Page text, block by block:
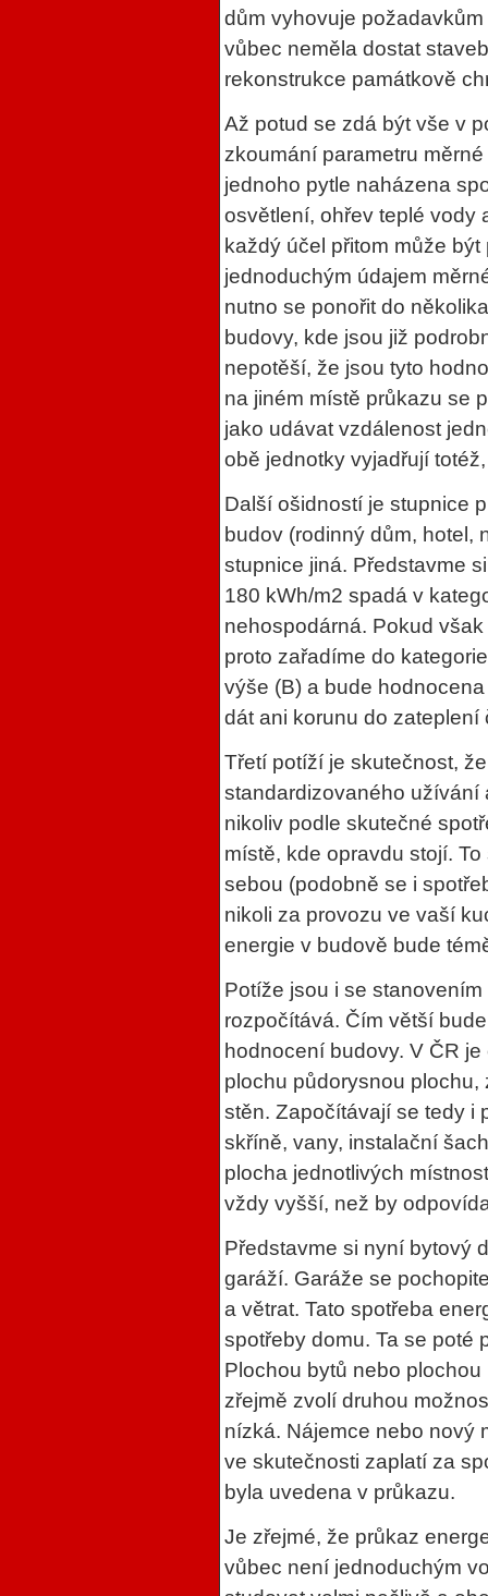
dům vyhovuje
vůbec neměla dostat
rekonstrukce památkově
Až potud se zdá být vše v
zkoumání parametru
jednoho pytle naházena
osvětlení, ohřev teplé vody
každý účel přitom může
jednoduchým údajem
nutno se ponořit do
budovy, kde jsou již
nepotěší, že jsou tyto
na jiném místě průkazu se
jako udávat vzdálenost
obě jednotky vyjadřují
Další ošidností je stupnice
budov (rodinný dům,
stupnice jiná. Představme
180 kWh/m2 spadá v
nehospodárná. Pokud
proto zařadíme do
výše (B) a bude
dát ani korunu do
Třetí potíží je skutečnost,
standardizovaného užívání
nikoliv podle skutečné
místě, kde opravdu stojí.
sebou (podobně se i
nikoli za provozu ve vaší
energie v budově bude
Potíže jsou i se
rozpočítává. Čím větší
hodnocení budovy. V ČR
plochu půdorysnou
stěn. Započítávají se tedy i
skříně, vany, instalační
plocha jednotlivých
vždy vyšší, než by
Představme si nyní bytový
garáží. Garáže se
a větrat. Tato spotřeba
spotřeby domu. Ta se poté
Plochou bytů nebo
zřejmě zvolí druhou
nízká. Nájemce nebo nový
ve skutečnosti zaplatí za
byla uvedena v průkazu.
Je zřejmé, že průkaz
vůbec není jednoduchým